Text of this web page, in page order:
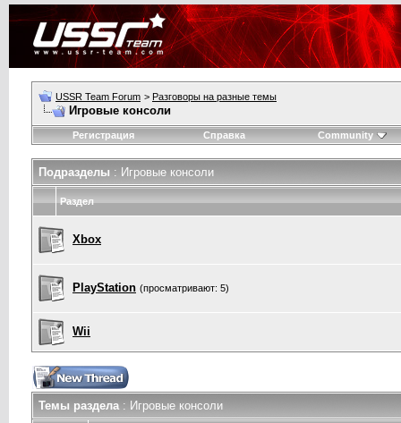
USSR Team Forum > Разговоры на разные темы
Игровые консоли
Регистрация Справка Community
Подразделы : Игровые консоли
Раздел
Xbox
PlayStation (просматривают: 5)
Wii
Темы раздела: Игровые консоли